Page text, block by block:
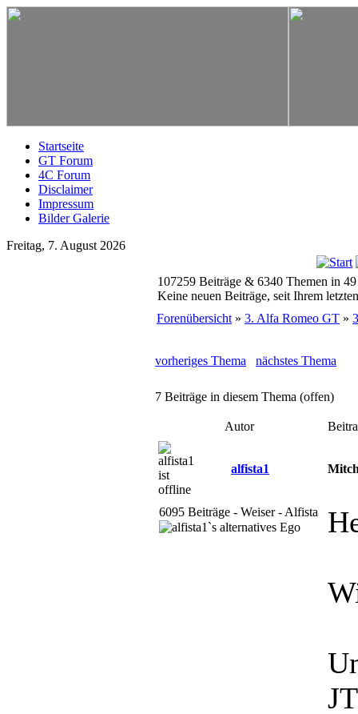
Startseite
GT Forum
4C Forum
Disclaimer
Impressum
Bilder Galerie
Freitag, 7. August 2026
107259 Beiträge & 6340 Themen in
Keine neuen Beiträge, seit Ihrem
Forenübersicht » 3. Alfa Romeo GT »
vorheriges Thema nächstes Thema
7 Beiträge in diesem Thema (offen)
Autor
alfista1
6095 Beiträge - Weiser - Alfista